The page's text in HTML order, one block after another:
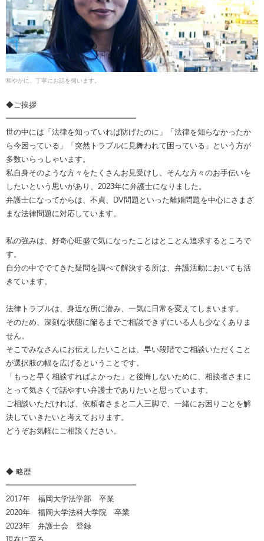
和やかに、丁寧にお話を伺います。
◆ご挨拶
━━━━━━━━━━━━━━━━━
世の中には「法律を知っていれば防げたのに」「法律を知らなかったか
ら今困っている」「突然トラブルに見舞われて困っている」という方が
多数いらっしゃいます。
私自身そのような方々をたくさんお見受けし、そんな方々のお手伝いを
したいという思いがあり、2023年に弁護士になりました。
弁護士になってからは、不貞、DV問題といった離婚問題を中心にさまざ
まな法律問題に対応しています。
私の強みは、好奇心旺盛で気になったことはとことん追求するところで
す。
自分の中ででてきた疑問を調べて解決する所は、弁護活動においても活
きています。
法律トラブルは、身近な所に潜み、一気に日常を変えてしまいます。
そのため、深刻な状態に陥るまでご相談できずにいる人も少なくありま
せん。
そこでみなさんにお伝えしたいことは、早い段階でご相談いただくこと
が選択肢の幅を広げるということです。
「もっと早く相談すればよかった」と後悔しないために、相談者さまに
とって気さくで話やすい弁護士でありたいと思っています。
ご相談いただければ、依頼者さまと二人三脚で、一緒にお困りごとを解
決していきたいと考えております。
どうぞお気軽にご相談ください。
◆ 略歴
━━━━━━━━━━━━━━━━━
2017年 福岡大学法学部 卒業
2020年 福岡大学法科大学院 卒業
2023年 弁護士会 登録